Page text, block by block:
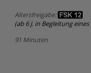
Altersfreigabe:
(ab 6 J. in Begleitung
91 Minuten